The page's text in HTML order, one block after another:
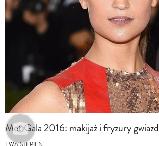
Met Gala 2016: makijaż i fryzury gwiazd